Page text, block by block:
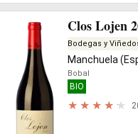
Clos Lojen
Bodegas y
Manchuela
Bobal
BIO